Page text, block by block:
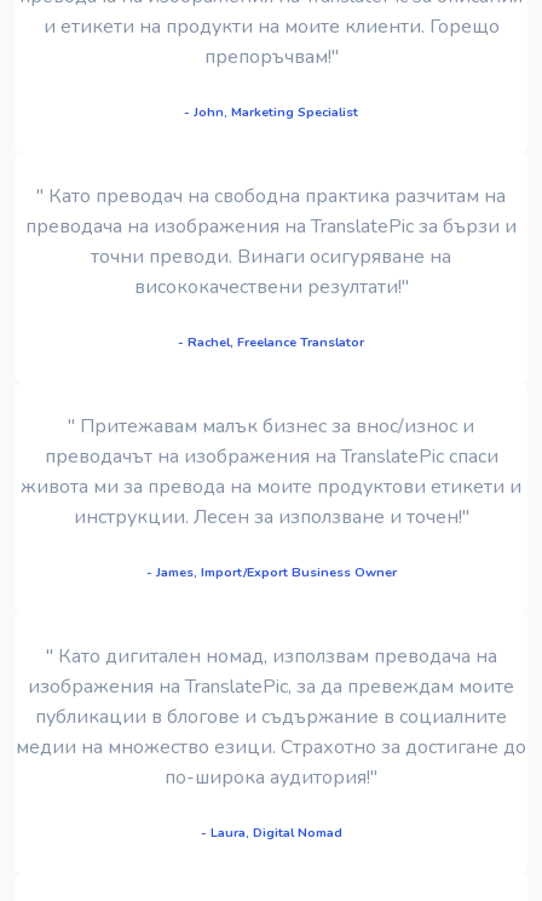
и етикети на продукти на моите клиенти. Горещо
препоръчвам!"
- John, Marketing Specialist
" Като преводач на свободна практика разчитам на
преводача на изображения на TranslatePic за бързи и
точни преводи. Винаги осигуряване на
висококачествени резултати!"
- Rachel, Freelance Translator
" Притежавам малък бизнес за внос/износ и
преводачът на изображения на TranslatePic спаси
живота ми за превода на моите продуктови етикети и
инструкции. Лесен за използване и точен!"
- James, Import/Export Business Owner
" Като дигитален номад, използвам преводача на
изображения на TranslatePic, за да превеждам моите
публикации в блогове и съдържание в социалните
медии на множество езици. Страхотно за достигане до
по-широка аудитория!"
- Laura, Digital Nomad